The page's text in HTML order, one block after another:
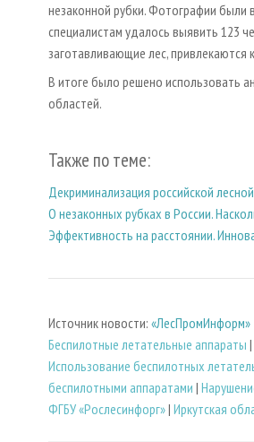
незаконной рубки. Фотографии были
специалистам удалось выявить 123
заготавливающие лес, привлекаются
В итоге было решено использовать
областей.
Также по теме:
Декриминализация российской
О незаконных рубках в России.
Эффективность на расстоянии.
Источник новости: «ЛесПромИнформ»
Беспилотные летательные аппараты |
Использование беспилотных
беспилотными аппаратами |
ФГБУ «Рослесинфорг»| Иркутская